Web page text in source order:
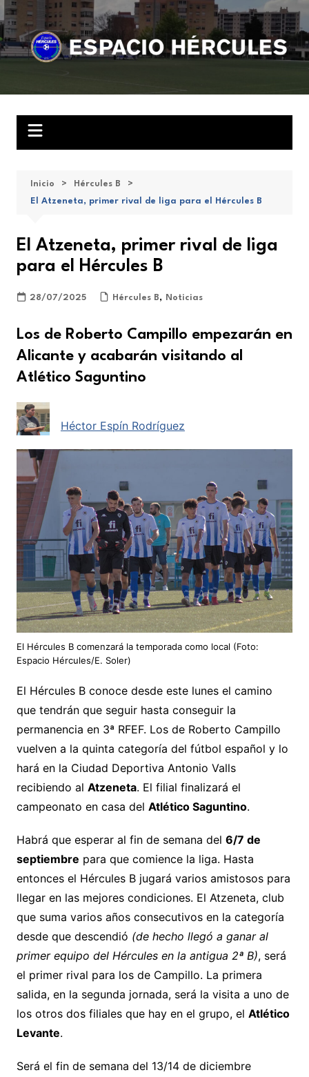
Saltar
al
contenido
Inicio
Hércules B
El Atzeneta, primer rival de liga para el Hércules B
El Atzeneta, primer rival de liga
para el Hércules B
28/07/2025 Hércules B, Noticias
Los de Roberto Campillo empezarán en
Alicante y acabarán visitando al
Atlético Saguntino
Héctor Espín Rodríguez
El Hércules B comenzará la temporada como local (Foto:
Espacio Hércules/E. Soler)
El Hércules B conoce desde este lunes el camino
que tendrán que seguir hasta conseguir la
permanencia en 3ª RFEF. Los de Roberto Campillo
vuelven a la quinta categoría del fútbol español y lo
hará en la Ciudad Deportiva Antonio Valls
recibiendo al Atzeneta. El filial finalizará el
campeonato en casa del Atlético Saguntino.
Habrá que esperar al fin de semana del 6/7 de
septiembre para que comience la liga. Hasta
entonces el Hércules B jugará varios amistosos para
llegar en las mejores condiciones. El Atzeneta, club
que suma varios años consecutivos en la categoría
desde que descendió (de hecho llegó a ganar al
primer equipo del Hércules en la antigua 2ª B), será
el primer rival para los de Campillo. La primera
salida, en la segunda jornada, será la visita a uno de
los otros dos filiales que hay en el grupo, el Atlético
Levante.
Será el fin de semana del 13/14 de diciembre